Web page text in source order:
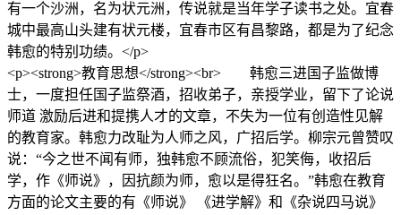
有一个沙洲，名为状元洲，传说就是当年学子读书之处。宜春
城中最高山头建有状元楼，宜春市区有昌黎路，都是为了纪念
韩愈的特别功绩。</p>
<p><strong>教育思想</strong><br> 韩愈三进国子监做博
士，一度担任国子监祭酒，招收弟子，亲授学业，留下了论说
师道 激励后进和提携人才的文章，不失为一位有创造性见解
的教育家。韩愈力改耻为人师之风，广招后学。柳宗元曾赞叹
说：“今之世不闻有师，独韩愈不顾流俗，犯笑侮，收招后
学，作《师说》，因抗颜为师，愈以是得狂名。”韩愈在教育
方面的论文主要的有《师说》 《进学解》和《杂说四马说》